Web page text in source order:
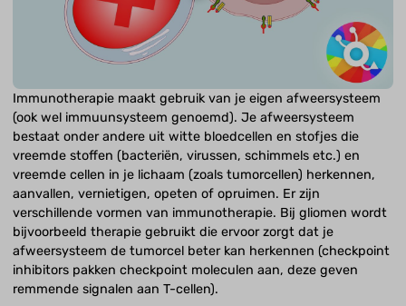
Immunotherapie maakt gebruik van je eigen afweersysteem
(ook wel immuunsysteem genoemd). Je afweersysteem
bestaat onder andere uit witte bloedcellen en stofjes die
vreemde stoffen (bacteriën, virussen, schimmels etc.) en
vreemde cellen in je lichaam (zoals tumorcellen) herkennen,
aanvallen, vernietigen, opeten of opruimen. Er zijn
verschillende vormen van immunotherapie. Bij gliomen wordt
bijvoorbeeld therapie gebruikt die ervoor zorgt dat je
afweersysteem de tumorcel beter kan herkennen (checkpoint
inhibitors pakken checkpoint moleculen aan, deze geven
remmende signalen aan T-cellen).